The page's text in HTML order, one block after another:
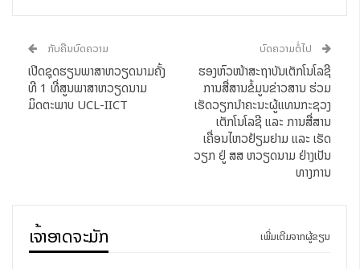
ກັບຄືນບົດຄວາມ
ເປີດຊຸດຮຽນພາສາຫວຽດນາມຄັ້ງ
ທີ 1 ທີ່ສູນພາສາຫວຽດນາມ
ມິດຕະພາບ UCL-IICT
ບົດຄວາມຕໍ່ໄປ
ຮອງຫົວໜ້າສະຖາບັນເຕັກໂນໂລຊີ
ການສື່ສານຂໍ້ມູນຂ່າວສານ ຮ່ວມ
ເຮັດວຽກນຳຄະນະຜູ້ແທນກະຊວງ
ເຕັກໂນໂລຊີ ແລະ ການສື່ສານ
ເຄື່ອນໄຫວຢ້ຽມຢາມ ແລະ ເຮັດ
ວຽກ ຢູ່ ສສ ຫວຽດນາມ ຢ່າງເປັນ
ທາງການ
ເຈົ້າອາດຈະມັກ ເພີ່ມເຕີມຈາກຜູ້ຂຽນ